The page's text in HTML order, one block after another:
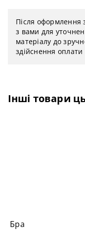
Після оформлення
з вами для
матеріалу до
здійснення оплати
Інші товари
Бра